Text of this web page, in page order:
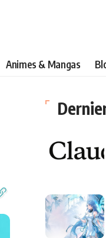
Animes & Mangas